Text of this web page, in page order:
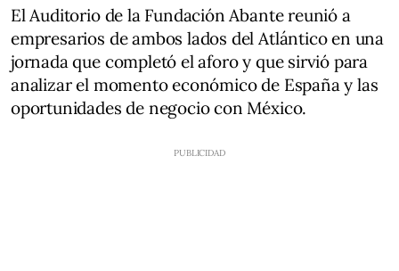
El Auditorio de la Fundación Abante reunió a
empresarios de ambos lados del Atlántico en una
jornada que completó el aforo y que sirvió para
analizar el momento económico de España y las
oportunidades de negocio con México.